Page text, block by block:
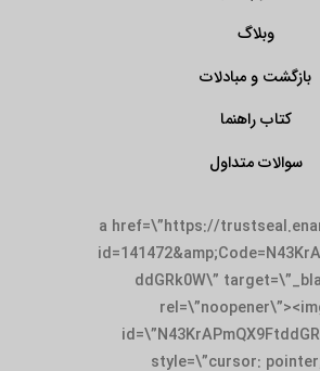
وبلاگ
بازگشت و مبادلات
کتاب راهنما
سوالات متداول
<a href=\”https://
ddGRk0W\”
style=\”cursor: